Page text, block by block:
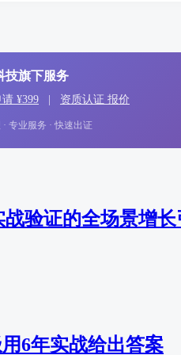
技旗下服务
¥399 资质认证 报价
专业服务 · 快速出证
战验证的全场景增
6年实战给出答案